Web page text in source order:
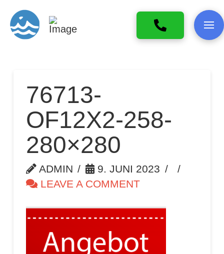
76713-
OF12X2-258-
280×280
ADMIN
9. JUNI 2023
LEAVE A COMMENT